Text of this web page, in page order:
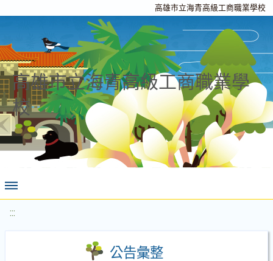
高雄市立海青高級工商職業學校
高雄市立海青高級工商職業學
校
:::
公告彙整